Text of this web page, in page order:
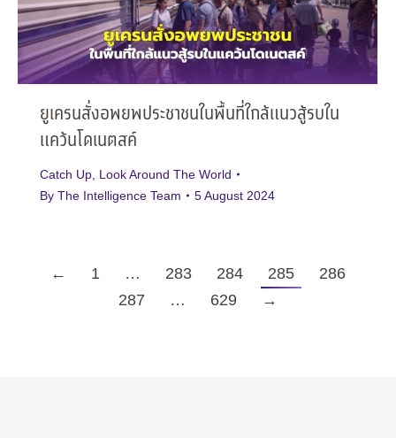
ยูเครนสั่งอพยพประชาชนในพื้นที่ใกล้แนวสู้รบใน
แคว้นโดเนตสค์
Catch Up Look Around The World
By The Intelligence Team 5 August 2024
← 1 … 283 284 285
286
287
… 629 →